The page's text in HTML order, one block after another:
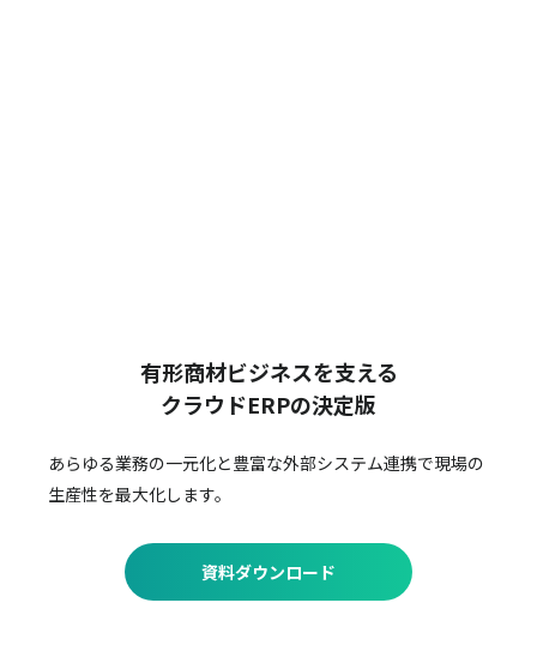
有形商材ビジネスを支える
クラウドERPの決定版
あらゆる業務の一元化と豊富な外部システム連携で現場の
生産性を最大化します。
資料ダウンロード